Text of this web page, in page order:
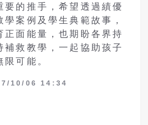
要的推手，希望透過績優
學案例及學生典範故事，
正面能量，也期盼各界持
補救教學，一起協助孩子
可能。
10/06 14:34